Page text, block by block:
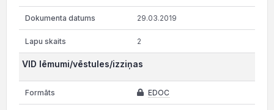
29.03.2019
2
VID lēmumi/vēstules/izziņas
EDOC